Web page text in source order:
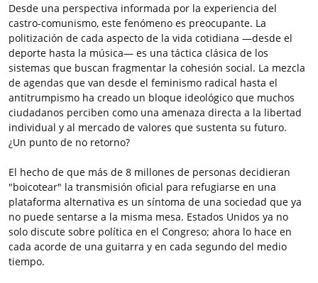
Desde una perspectiva informada por la experiencia del
castro-comunismo, este fenómeno es preocupante. La
politización de cada aspecto de la vida cotidiana —desde el
deporte hasta la música— es una táctica clásica de los
sistemas que buscan fragmentar la cohesión social. La mezcla
de agendas que van desde el feminismo radical hasta el
antitrumpismo ha creado un bloque ideológico que muchos
ciudadanos perciben como una amenaza directa a la libertad
individual y al mercado de valores que sustenta su futuro.
¿Un punto de no retorno?
El hecho de que más de 8 millones de personas decidieran
"boicotear" la transmisión oficial para refugiarse en una
plataforma alternativa es un síntoma de una sociedad que ya
no puede sentarse a la misma mesa. Estados Unidos ya no
solo discute sobre política en el Congreso; ahora lo hace en
cada acorde de una guitarra y en cada segundo del medio
tiempo.